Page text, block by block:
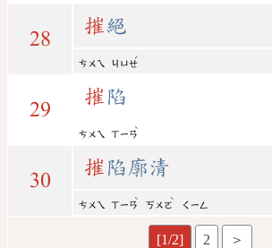
28
摧絕
ㄘㄨㄟ ㄐㄩㄝ
ˊ
29
摧 陷
ㄘㄨㄟ ㄒㄧㄢ
ˋ
30
摧 陷廓清
ㄘㄨㄟ ㄒㄧㄢ
ˋ
ㄎㄨㄛ
ˋ
ㄑㄧㄥ
[1/2] 2 ＞